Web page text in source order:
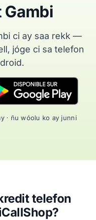
ci ay saa rekk —
jóge ci sa telefon
· ñu wóolu ko ay junni
telefon